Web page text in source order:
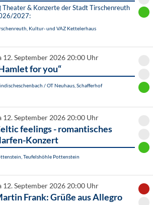
Theater & Konzerte der Stadt Tirschenreuth
2027:
Kultur- und VAZ Kettelerhaus
12. September 2026 20:00 Uhr
for you“
/ OT Neuhaus, Schafferhof
12. September 2026 20:00 Uhr
feelings - romantisches
Konzert
Teufelshöhle Pottenstein
12. September 2026 20:00 Uhr
Frank: Grüße aus Allegro